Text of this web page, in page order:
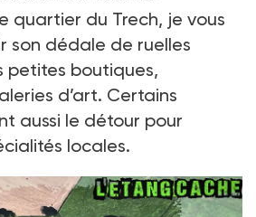
quartier du Trech, je vous
son dédale de ruelles
petites boutiques,
d’art. Certains
aussi le détour pour
locales.